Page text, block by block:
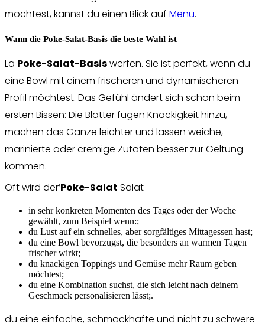
möchtest, kannst du einen Blick auf Menü.
Wann die Poke-Salat-Basis die beste Wahl ist
La Poke-Salat-Basiswerfen. Sie ist perfekt, wenn du
eine Bowl mit einem frischeren und dynamischeren
Profil möchtest. Das Gefühl ändert sich schon beim
ersten Bissen: Die Blätter fügen Knackigkeit hinzu,
machen das Ganze leichter und lassen weiche,
marinierte oder cremige Zutaten besser zur Geltung
kommen.
Oft wird der’Poke-Salat Salat
in sehr konkreten Momenten des Tages oder der Woche
gewählt, zum Beispiel wenn:;
du Lust auf ein schnelles, aber sorgfältiges Mittagessen hast;
du eine Bowl bevorzugst, die besonders an warmen Tagen
frischer wirkt;
du knackigen Toppings und Gemüse mehr Raum geben
möchtest;
du eine Kombination suchst, die sich leicht nach deinem
Geschmack personalisieren lässt;.
du eine einfache, schmackhafte und nicht zu schwere